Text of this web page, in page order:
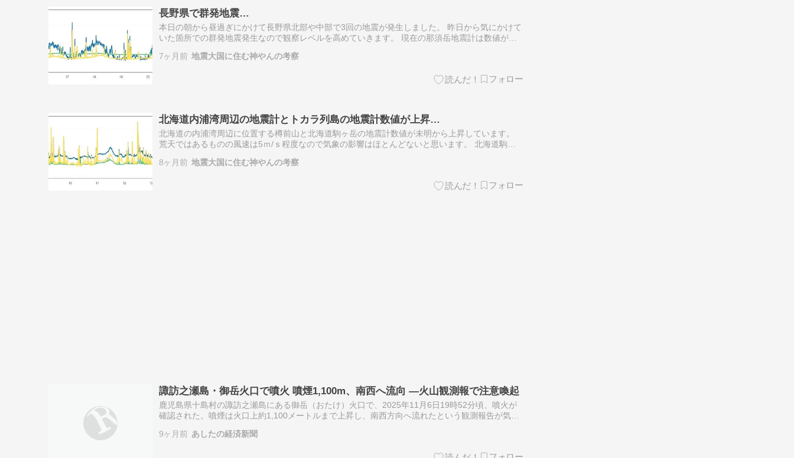
長野県で群発地震…
本日の朝から昼過ぎにかけて長野県北部や中部で3回の地震が発生しました。 昨日から気にかけて
いた箇所での群発地震発生なので観察レベルを高めていきます。 現在の那須岳地震計は数値が下
気を付けなく…
7ヶ月前 地震大国に住む神やんの考察
北海道内浦湾周辺の地震計とトカラ列島の地震計数値が上昇…
北海道の内浦湾周辺に位置する樽前山と北海道駒ヶ岳の地震計数値が未明から上昇しています。
荒天ではあるものの風速は5ｍ/ｓ程度なので気象の影響はほとんどないと思います。 北海道駒ヶ
【樽前山】…
8ヶ月前 地震大国に住む神やんの考察
諏訪之瀬島・御岳火口で噴火 噴煙1,100m、南西へ流向 —火山観測報で注意喚起
鹿児島県十島村の諏訪之瀬島にある御岳（おたけ）火口で、2025年11月6日19時52分頃、噴火が
確認された。噴煙は火口上約1,100メートルまで上昇し、南西方向へ流れたという観測報告が気象
常…
9ヶ月前 あしたの経済新聞